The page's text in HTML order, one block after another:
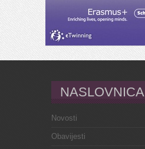
NASLOVNICA
Novosti
Obavijesti